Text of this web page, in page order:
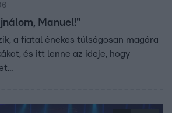
Manuel!"
a fiatal énekes túlságosan magára
és itt lenne az ideje, hogy